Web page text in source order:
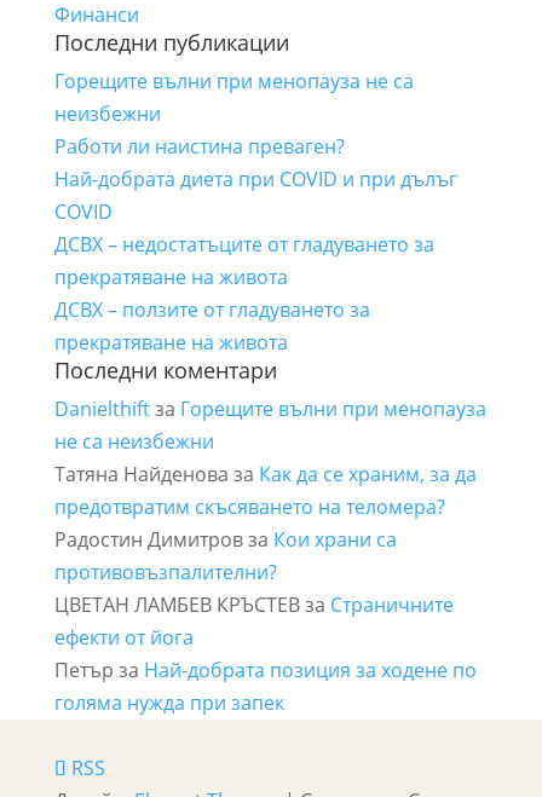
Финанси
Последни публикации
Горещите вълни при менопауза не са
неизбежни
Работи ли наистина преваген?
Най-добрата диета при COVID и при дълъг
COVID
ДСВХ – недостатъците от гладуването за
прекратяване на живота
ДСВХ – ползите от гладуването за
прекратяване на живота
Последни коментари
Danielthiftза Горещите вълни при менопауза
не са неизбежни
Татяна Найденова за Как да се храним, за да
предотвратим скъсяването на теломера?
Радостин Димитровза Кои храни са
противовъзпалителни?
ЦВЕТАН ЛАМБЕВ КРЪСТЕВза Страничните
ефекти от йога
Петър за Най-добрата позиция за ходене по
голяма нужда при запек
RSS